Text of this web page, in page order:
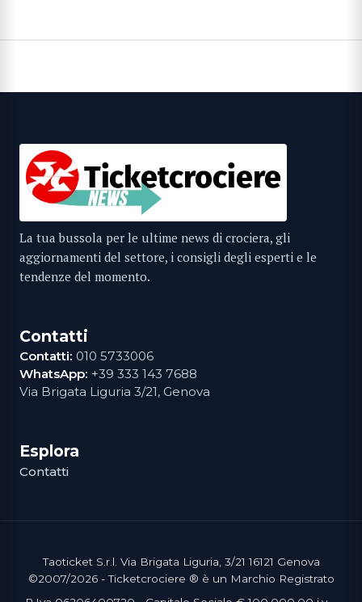
La tua bussola per le ultime news di crociera, gli
aggiornamenti del settore, i consigli degli esperti e le
tendenze del momento.
Contatti
Contatti: 010 5733006
WhatsApp: +39 333 143 7688
Via Brigata Liguria 3/21, Genova
Esplora
Contatti
Taoticket S.r.l. Via Brigata Liguria, 3/21 16121 Genova
©2007/2026 - Ticketcrociere ® è un Marchio Registrato